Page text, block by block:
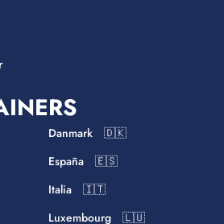
Danmark 🇩🇰
España 🇪🇸
Italia 🇮🇹
Luxembourg 🇱🇺